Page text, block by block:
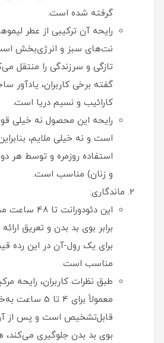
گرفته شده است.
رایحه آن ترکیبی از عطر
نت‌های سبز و انرژی‌بخش
تازگی و سرزندگی را منتقل
گفته برخی کاربران، یادآور
کارائیب و نسیم دریا است.
رایحه این محصول نه خیلی
است و نه خیلی ملایم،
استفاده روزمره و توسط هر
و زنان) مناسب است.
ماندگاری:
این دئودورانت
برابر بوی بد بدن و تعریق
برای یک رول-آن در این رده
مناسب است.
طبق نظرات کاربران، رایحه
معمولاً برای 4 تا 5
قابل‌تشخیص است و پس از
بوی بد بدن جلوگیری می‌کند،